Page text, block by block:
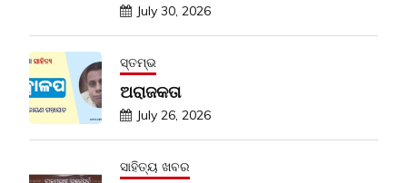
July 30, 2026
ସ୍ତମ୍ଭ
ଅରାଜକତା
July 26, 2026
ସାହିତ୍ୟ ଖବର